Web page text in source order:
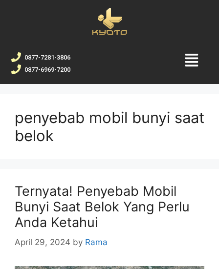
0877-7281-3806
0877-6969-7200
penyebab mobil bunyi saat
belok
Ternyata! Penyebab Mobil
Bunyi Saat Belok Yang Perlu
Anda Ketahui
April 29, 2024 by Rama